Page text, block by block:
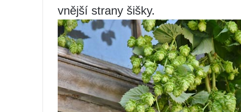
vnější strany šišky.